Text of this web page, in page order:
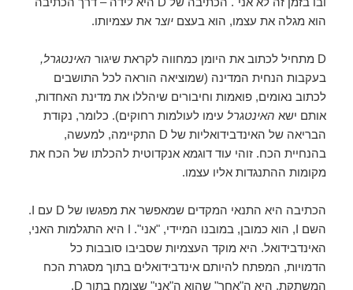
הוא מגלה את עצמו, הוא בעצםיוצר את עצמיותו.
D מתחיל לכתוב את היומן כמחווה לקראת שיגור
האינטגרל,
בעקבות הנחית המדינה (שמוציאה הוראה לכל התושבים
לכתוב נאומים, פואמות וחיבורים שיהללו את מדינת האחדות,
אותם ישא האינטגרל עימו לעולמות רחוקים). כלומר, נקודת
הבריאה של האינדבידואליות של D התקיימה, למעשה,
בהנחיית הכח. זוהי עוד דוגמא אנקדוטית להכלתו של הכח את
מקומות ההתנגדות אליו עצמו.
הכתיבה היא התנאי המקדים שמאפשר את מפגשו של D עם I.
השם I, הוא כמובן, במובנו המיידי, "אני". I היא התגלמות האני,
האינדבידואל. היא מוקד העצמיות שסביבו סובבות כל
הדמויות, המפתח להיותם אינדבידואלים בתוך מסגרת הכח
המשתקת. היא ה"אחר" שהוא ה"אני" שצומח בתוך D,